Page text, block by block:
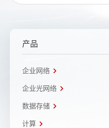
产品
企业网络
企业光网络
数据存储
计算